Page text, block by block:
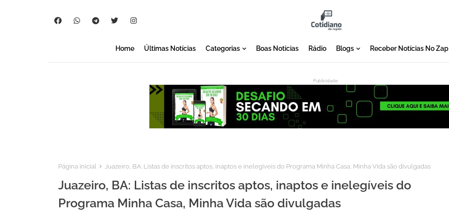
Home Últimas Notícias Categorias Boas Notícias Rádio Blogs Receber Notícias No Zap
Publicidade:
:
Página inicial Juazeiro, BA: Listas de inscritos aptos, inaptos e inelegíveis do Programa Minha Casa, Minha Vida são divulgadas
Juazeiro, BA: Listas de inscritos aptos, inaptos e inelegíveis do
Programa Minha Casa, Minha Vida são divulgadas